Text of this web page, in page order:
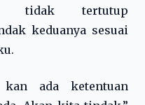
tidak tertutup
keduanya sesuai
ada ketentuan